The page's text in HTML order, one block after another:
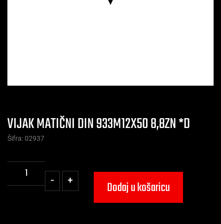
VIJAK MATIČNI DIN 933M12X50 8,8ZN *D
Šifra: 02937
- + Dodaj u košaricu